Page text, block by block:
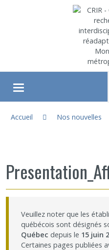
Aller directement au
Ouvrir/fermer le menu
À propos
Membres
Partageons nos savoirs
Accueil
Nos nouvelles
Veuillez noter que les
québécois sont désignés
Québec depuis le 15 juin
Certaines pages publiées